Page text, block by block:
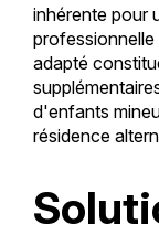
inhérente pour
adapté
d'enfants
résidence